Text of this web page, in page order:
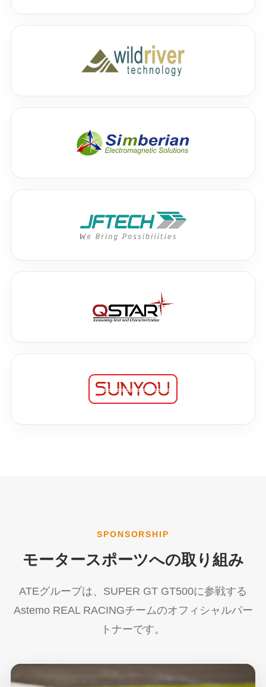
SPONSORSHIP
モータースポーツへの取り組み
ATEグループは、SUPER GT GT500に参戦する
Astemo REAL RACINGチームのオフィシャルパー
トナーです。